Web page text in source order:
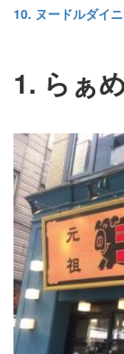
10. ヌードルダイ
1. らぁ